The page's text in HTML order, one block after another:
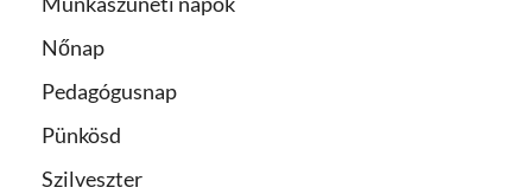
Nőnap
Pedagógusnap
Pünkösd
Szilveszter